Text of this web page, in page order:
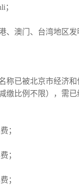
；
澳门、台湾地区发
称已被北京市经济
缴比例不限），需
；
；
；